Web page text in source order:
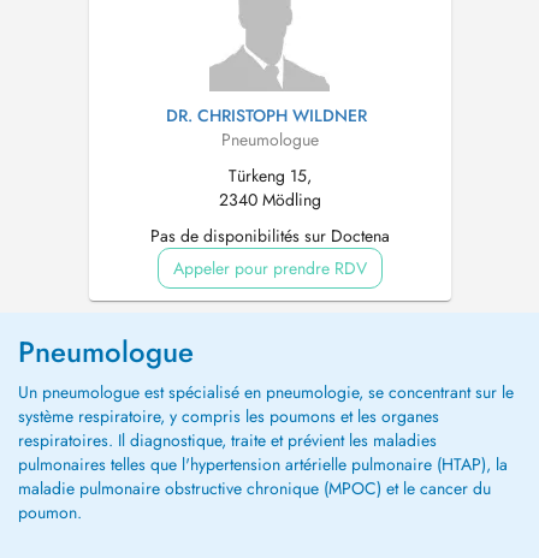
DR. CHRISTOPH WILDNER
Pneumologue
Türkeng 15,
2340 Mödling
Pas de disponibilités sur Doctena
Appeler pour prendre RDV
Pneumologue
Un pneumologue est spécialisé en pneumologie, se concentrant sur le
système respiratoire, y compris les poumons et les organes
respiratoires. Il diagnostique, traite et prévient les maladies
pulmonaires telles que l'hypertension artérielle pulmonaire (HTAP), la
maladie pulmonaire obstructive chronique (MPOC) et le cancer du
poumon.